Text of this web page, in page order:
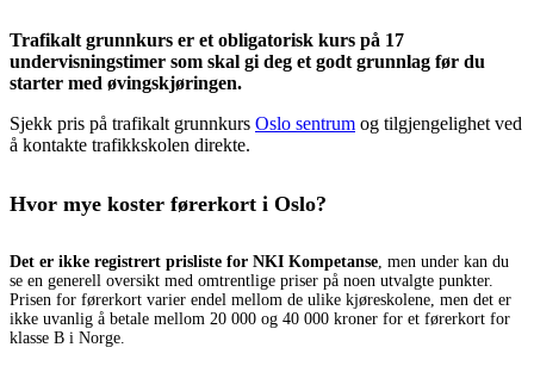
Trafikalt grunnkurs er et obligatorisk kurs på 17
undervisningstimer som skal gi deg et godt grunnlag før du
starter med øvingskjøringen.
Sjekk pris på trafikalt grunnkurs Oslo sentrum og tilgjengelighet ved
å kontakte trafikkskolen direkte.
Hvor mye koster førerkort i Oslo?
Det er ikke registrert prisliste for NKI Kompetanse, men under kan du
se en generell oversikt med omtrentlige priser på noen utvalgte punkter.
Prisen for førerkort varier endel mellom de ulike kjøreskolene, men det er
ikke uvanlig å betale mellom 20 000 og 40 000 kroner for et førerkort for
klasse B i Norge.